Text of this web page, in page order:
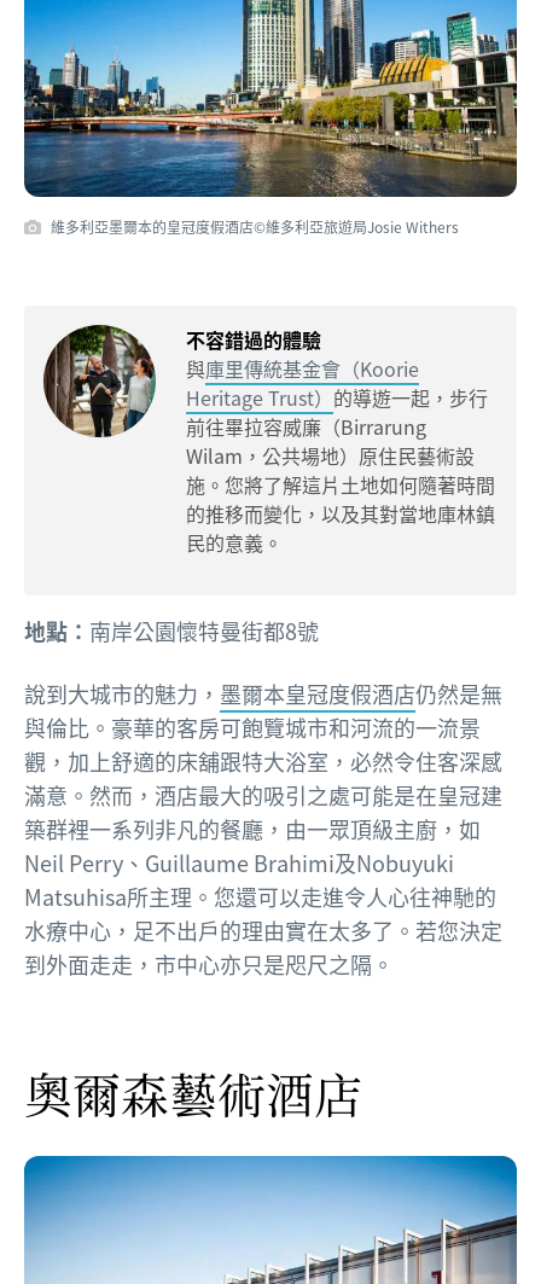
維多利亞墨爾本的皇冠度假酒店©維多利亞旅遊局Josie Withers
不容錯過的體驗
與庫里傳統基金會（Koorie
Heritage Trust） 的導遊一起，步行
前往畢拉容威廉（Birrarung
Wilam，公共場地）原住民藝術設
施。您將了解這片土地如何隨著時間
的推移而變化，以及其對當地庫林鎮
民的意義。
地點： 南岸公園懷特曼街都8號
說到大城市的魅力， 墨爾本皇冠度假酒店仍然是無
與倫比。豪華的客房可飽覽城市和河流的一流景
觀，加上舒適的床舖跟特大浴室，必然令住客深感
滿意。然而，酒店最大的吸引之處可能是在皇冠建
築群裡一系列非凡的餐廳，由一眾頂級主廚，如
Neil Perry、Guillaume Brahimi及Nobuyuki
Matsuhisa所主理。您還可以走進令人心往神馳的
水療中心，足不出戶的理由實在太多了。若您決定
到外面走走，市中心亦只是咫尺之隔。
奧爾森藝術酒店